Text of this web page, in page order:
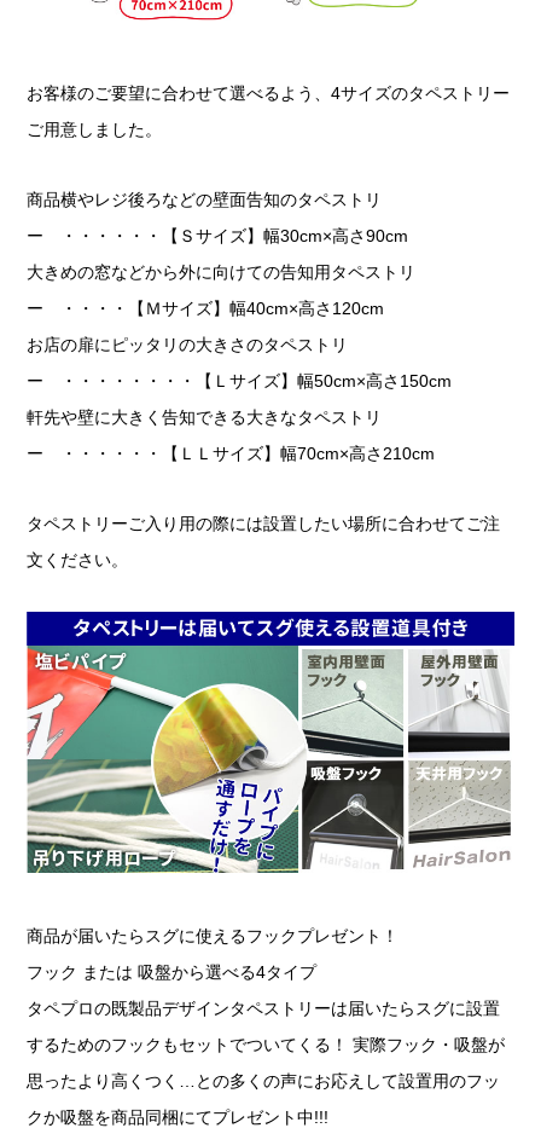
お客様のご要望に合わせて選べるよう、4サイズのタペストリー
ご用意しました。
商品横やレジ後ろなどの壁面告知のタペストリ
ー ・・・・・・【Ｓサイズ】幅30cm×高さ90cm
大きめの窓などから外に向けての告知用タペストリ
ー ・・・・【Ｍサイズ】幅40cm×高さ120cm
お店の扉にピッタリの大きさのタペストリ
ー ・・・・・・・・【Ｌサイズ】幅50cm×高さ150cm
軒先や壁に大きく告知できる大きなタペストリ
ー ・・・・・・【ＬＬサイズ】幅70cm×高さ210cm
タペストリーご入り用の際には設置したい場所に合わせてご注
文ください。
商品が届いたらスグに使えるフックプレゼント！
フック または 吸盤から選べる4タイプ
タペプロの既製品デザインタペストリーは届いたらスグに設置
するためのフックもセットでついてくる！ 実際フック・吸盤が
思ったより高くつく…との多くの声にお応えして設置用のフッ
クか吸盤を商品同梱にてプレゼント中!!!